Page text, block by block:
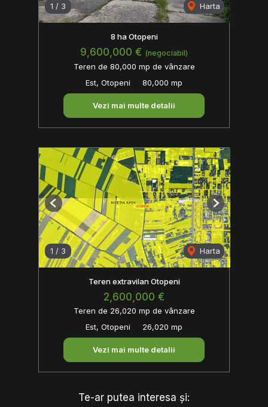
1 / 3 Harta
8 ha Otopeni
9,600,000 € (negociabil)
Teren de 80,000 mp de vânzare
Est, Otopeni
80,000 mp
Vezi mai multe detalii
1 / 3 Harta
Previous Next
Teren extravilan Otopeni
2,600,000 €
Teren de 26,020 mp de vânzare
Est, Otopeni
26,020 mp
Vezi mai multe detalii
Te-ar putea interesa și: